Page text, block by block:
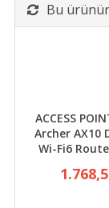
Bu
ACCESS
Archer AX10
Wi-Fi6